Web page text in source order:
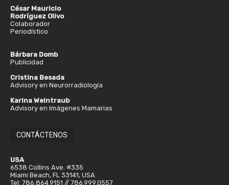
César Mauricio
Rodríguez Olivo
Colaborador
Periodístico
Bárbara Domb
Publicidad
Cristina Besada
Advisory en Neurorradiología
Karina Weintraub
Advisory en Imágenes Mamarias
CONTÁCTENOS
USA
6538 Collins Ave. #335
Miami Beach, FL 33141, USA
Tel: 786.864.9151 // 786.999.0557